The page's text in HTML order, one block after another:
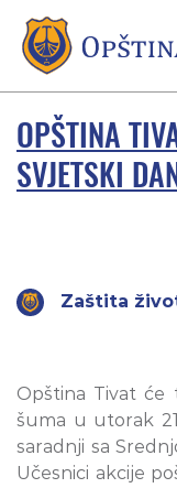
OPŠTINA
SVJETSKI
Zaštita
Opština Tivat će
šuma u utorak
saradnji sa
Učesnici akcije